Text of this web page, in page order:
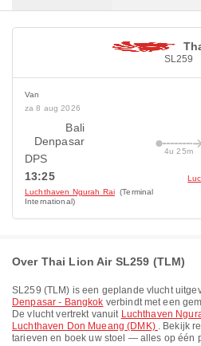
SL259
Van
za 8 aug 2026
Bali
Denpasar
DPS
13:25
Luchthaven Ngurah Rai (Terminal
International)
4u 25m
Over Thai Lion Air SL259 (TLM)
SL259 (TLM) is een geplande vlucht
Denpasar - Bangkok verbindt met een
De vlucht vertrekt vanuit Luchthaven
Luchthaven Don Mueang (DMK) . Bekijk
tarieven en boek uw stoel — alles op één